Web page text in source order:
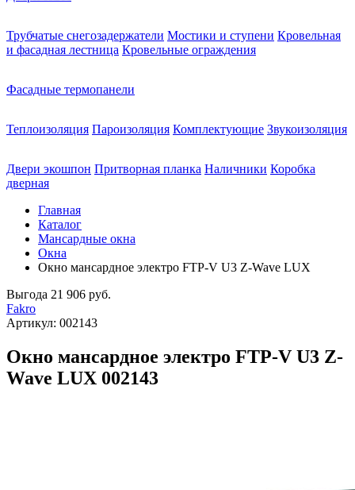
Трубчатые снегозадержатели Мостики и ступени Кровельная
и фасадная лестница Кровельные ограждения
Фасадные термопанели
Теплоизоляция Пароизоляция Комплектующие Звукоизоляция
Двери экошпон Притворная планка Наличники Коробка
дверная
Главная
Каталог
Мансардные окна
Окна
Окно мансардное электро FTP-V U3 Z-Wave LUX
Выгода 21 906 руб.
Fakro
Артикул: 002143
Окно мансардное электро FTP-V U3 Z-
Wave LUX 002143